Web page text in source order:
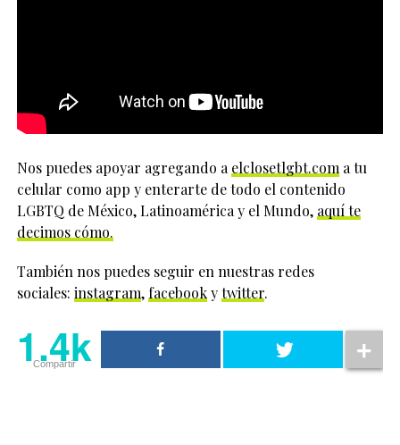
Nos puedes apoyar agregando a elclosetlgbt.com a tu
celular como app y enterarte de todo el contenido
LGBTQ de México, Latinoamérica y el Mundo, aquí te
decimos cómo.
También nos puedes seguir en nuestras redes
sociales: instagram, facebookytwitter.
1.4k
Compartir